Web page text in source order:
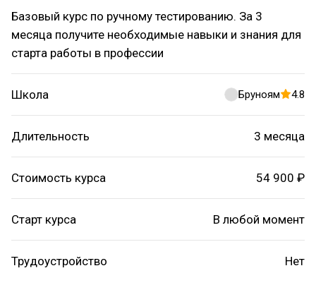
Базовый курс по ручному тестированию. За 3
месяца получите необходимые навыки и знания для
старта работы в профессии
Школа Бруноям 4.8
Длительность 3 месяца
Стоимость курса 54 900 ₽
Старт курса В любой момент
Трудоустройство Нет